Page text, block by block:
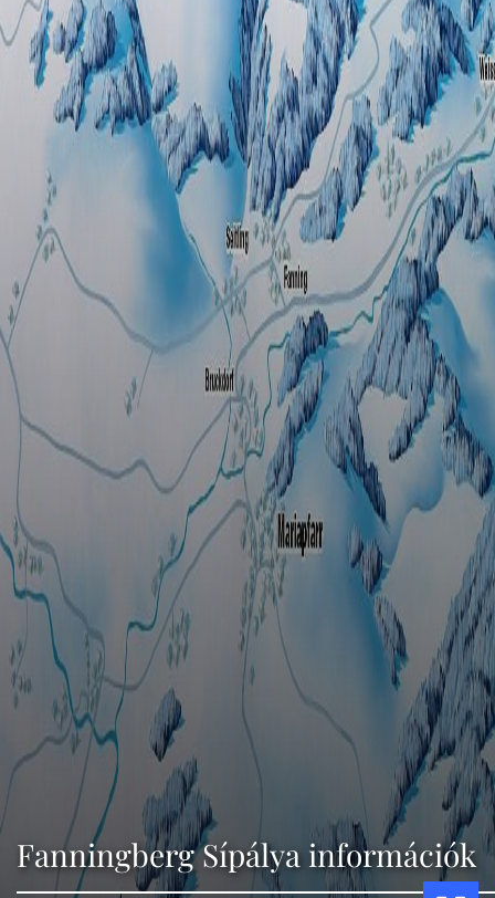
Fanningberg Sípálya információk